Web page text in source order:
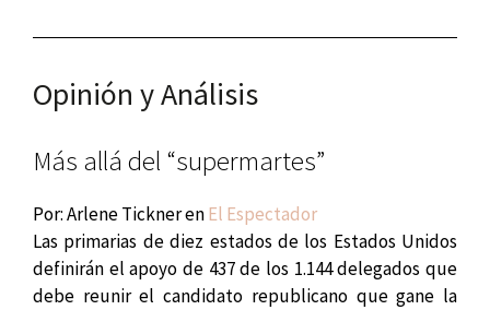
Opinión y Análisis
Más allá del “supermartes”
Por: Arlene Tickner enEl Espectador
Las primarias de diez estados de los Estados Unidos
definirán el apoyo de 437 de los 1.144 delegados que
debe reunir el candidato republicano que gane la